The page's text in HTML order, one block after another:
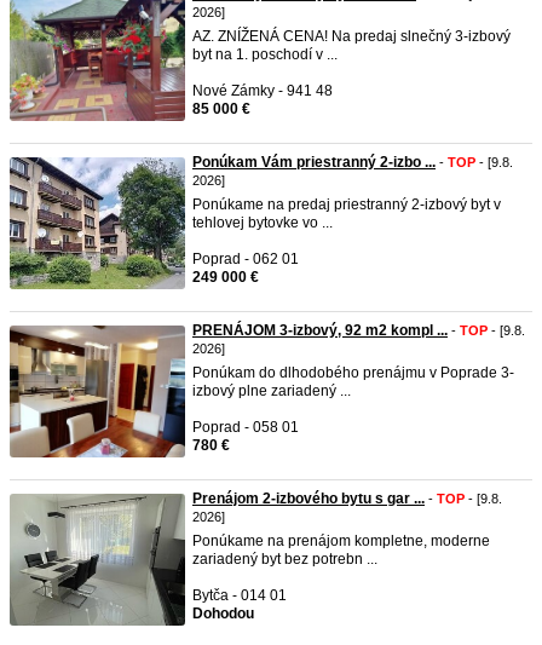
2026]
AZ. ZNÍŽENÁ CENA! Na predaj slnečný 3-izbový
byt na 1. poschodí v ...
Nové Zámky - 941 48
85 000 €
Ponúkam Vám priestranný 2-izbo ... - TOP - [9.8.
2026]
Ponúkame na predaj priestranný 2-izbový byt v
tehlovej bytovke vo ...
Poprad - 062 01
249 000 €
PRENÁJOM 3-izbový, 92 m2 kompl ... - TOP - [9.8.
2026]
Ponúkam do dlhodobého prenájmu v Poprade 3-
izbový plne zariadený ...
Poprad - 058 01
780 €
Prenájom 2-izbového bytu s gar ... - TOP - [9.8.
2026]
Ponúkame na prenájom kompletne, moderne
zariadený byt bez potrebn ...
Bytča - 014 01
Dohodou